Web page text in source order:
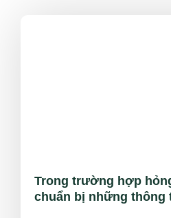
Trong trường hợp
chuẩn bị những thông